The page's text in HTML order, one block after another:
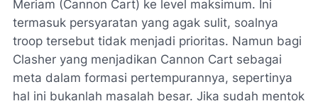
Meriam (Cannon Cart) ke level maksimum. Ini
termasuk persyaratan yang agak sulit, soalnya
troop tersebut tidak menjadi prioritas. Namun bagi
Clasher yang menjadikan Cannon Cart sebagai
meta dalam formasi pertempurannya, sepertinya
hal ini bukanlah masalah besar. Jika sudah mentok